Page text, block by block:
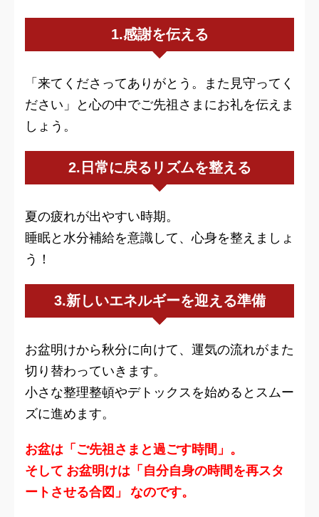
1.感謝を伝える
「来てくださってありがとう。また見守ってく
ださい」と心の中でご先祖さまにお礼を伝えま
しょう。
2.日常に戻るリズムを整える
夏の疲れが出やすい時期。
睡眠と水分補給を意識して、心身を整えましょ
う！
3.新しいエネルギーを迎える準備
お盆明けから秋分に向けて、運気の流れがまた
切り替わっていきます。
小さな整理整頓やデトックスを始めるとスムー
ズに進めます。
お盆は「ご先祖さまと過ごす時間」。
そして お盆明けは「自分自身の時間を再スタ
ートさせる合図」 なのです。